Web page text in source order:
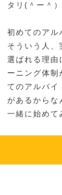
タリ(＾ー＾
初めてのアル
そういう人、
選ばれる理由
ーニング体制
てのアルバイ
があるからな
一緒に始めて